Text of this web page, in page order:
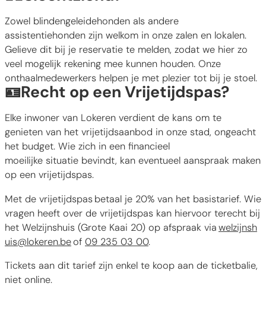
Zowel blindengeleidehonden als andere
assistentiehonden zijn welkom in onze zalen en lokalen.
Gelieve dit bij je reservatie te melden, zodat we hier zo
veel mogelijk rekening mee kunnen houden. Onze
onthaalmedewerkers helpen je met plezier tot bij je stoel.
🪪Recht op een Vrijetijdspas?
Elke inwoner van Lokeren verdient de kans om te
genieten van het vrijetijdsaanbod in onze stad, ongeacht
het budget. Wie zich in een financieel
moeilijke situatie bevindt, kan eventueel aanspraak maken
op een vrijetijdspas.
Met de vrijetijdspas betaal je 20% van het basistarief. Wie
vragen heeft over de vrijetijdspas kan hiervoor terecht bij
het Welzijnshuis (Grote Kaai 20) op afspraak viawelzijnsh
uis@lokeren.beof 09 235 03 00.
Tickets aan dit tarief zijn enkel te koop aan de ticketbalie,
niet online.